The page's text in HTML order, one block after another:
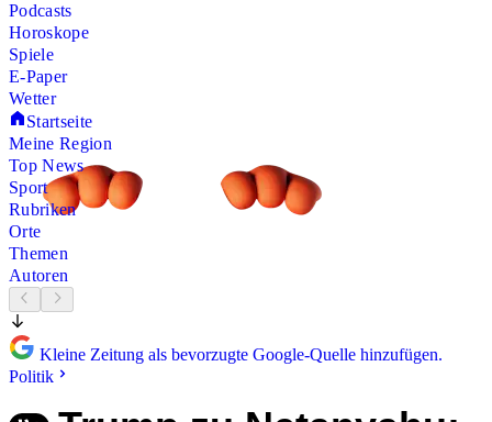
Podcasts
Horoskope
Spiele
E-Paper
Wetter
Startseite
Meine Region
Top News
Sport
Rubriken
Orte
Themen
Autoren
Kleine Zeitung als bevorzugte Google-Quelle hinzufügen.
Politik